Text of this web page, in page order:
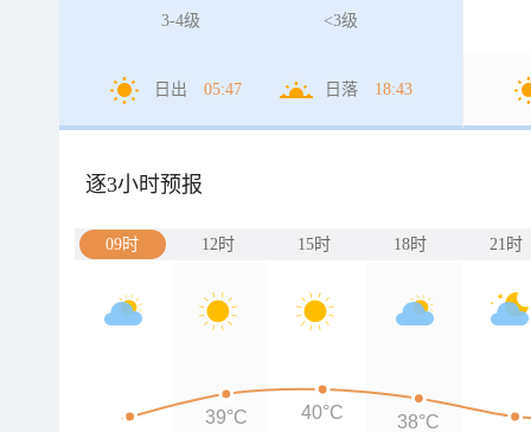
3-4级 <3级
日出 05:47 日落 18:43
逐3小时预报
09时 12时 15时 18时 21时
39°C 40°C 38°C